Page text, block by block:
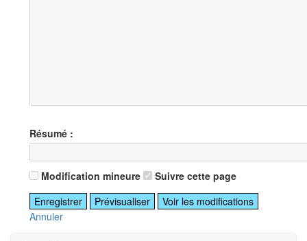
Résumé :
Modification mineure Suivre cette page
Annuler